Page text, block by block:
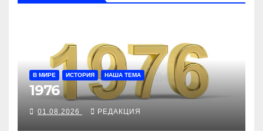
В МИРЕ ИСТОРИЯ НАША ТЕМА
1976
01.08.2026 РЕДАКЦИЯ